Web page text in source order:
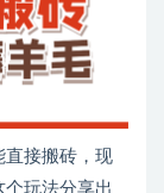
直接搬砖，现
玩法分享出